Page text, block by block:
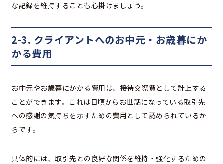
な記録を維持することも心掛けましょう。
2-3. クライアントへのお中元・お歳暮にか
かる費用
お中元やお歳暮にかかる費用は、接待交際費として計上する
ことができます。これは日頃からお世話になっている取引先
への感謝の気持ちを示すための費用として認められているか
らです。
具体的には、取引先との良好な関係を維持・強化するための